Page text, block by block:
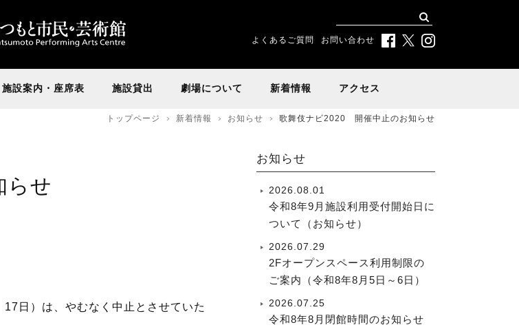
よくあるご質問 お問い合わせ
施設案内・座席表 施設貸出 劇場について 新着情報 アクセス
トップページ 新着情報 お知らせ 歌舞伎ナビ2020 開催中止のお知らせ
らせ
日）は、やむなく中止とさせていた
お知らせ
2026.08.01
令和8年9月施設利用受付開始日に
ついて（お知らせ）
2026.07.29
2Fオープンスペース利用制限の
ご案内（令和8年8月5日～6日）
2026.07.25
令和8年8月閉館時間のお知らせ